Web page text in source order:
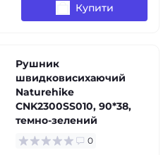
Купити
Рушник
швидковисихаючий
Naturehike
CNK2300SS010, 90*38,
темно-зелений
0